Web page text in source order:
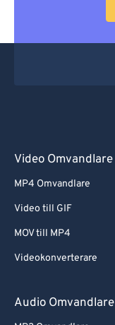
Video Omvandlare
MP4 Omvandlare
Video till GIF
MOV till MP4
Videokonverterare
Audio Omvandlare